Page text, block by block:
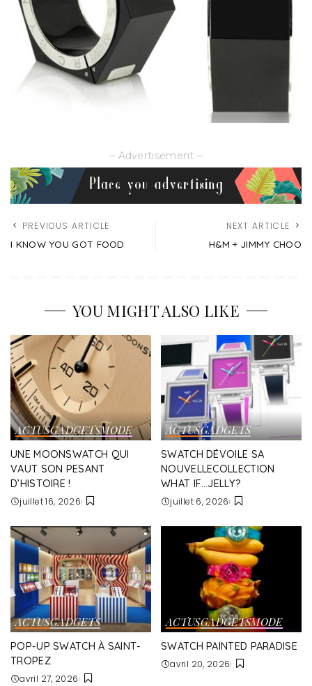
– Advertisement –
PREVIOUS ARTICLE
I KNOW YOU GOT FOOD
NEXT ARTICLE
H&M + JIMMY CHOO
YOU MIGHT ALSO LIKE
ACTUSGADGETSMODE
UNE MOONSWATCH QUI
VAUT SON PESANT
D’HISTOIRE !
juillet 16, 2026
ACTUSGADGETS
SWATCH DÉVOILE SA
NOUVELLECOLLECTION
WHAT IF…JELLY?
juillet 6, 2026
ACTUSGADGETS
POP-UP SWATCH À SAINT-
TROPEZ
avril 27, 2026
ACTUSGADGETSMODE
SWATCH PAINTED PARADISE
avril 20, 2026